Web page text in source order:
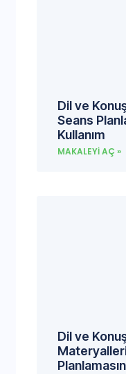
Dil ve
Seans
Kullanım
MAKALEYI AÇ »
Dil ve